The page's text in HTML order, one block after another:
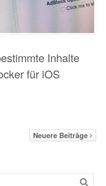
Inhalte
für iOS
Neuere Beiträge